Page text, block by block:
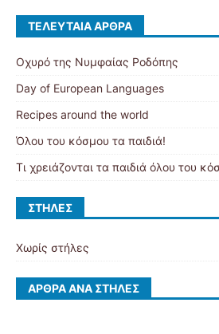
ΤΕΛΕΥΤΑΊΑ ΆΡΘΡΑ
Οχυρό της Νυμφαίας Ροδόπης
Day of European Languages
Recipes around the world
Όλου του κόσμου τα παιδιά!
Τι χρειάζονται τα παιδιά όλου του
ΣΤΉΛΕΣ
Χωρίς στήλες
ΆΡΘΡΑ ΑΝΆ ΣΤΉΛΕΣ